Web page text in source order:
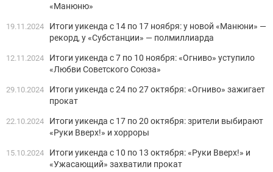
«Манюню»
19.11.2024
Итоги уикенда с 14 по 17 ноября: у новой «Манюни» —
рекорд, у «Субстанции» — полмиллиарда
12.11.2024
Итоги уикенда с 7 по 10 ноября: «Огниво» уступило
«Любви Советского Союза»
29.10.2024
Итоги уикенда с 24 по 27 октября: «Огниво» зажигает
прокат
22.10.2024
Итоги уикенда с 17 по 20 октября: зрители выбирают
«Руки Вверх!» и хорроры
15.10.2024
Итоги уикенда с 10 по 13 октября: «Руки Вверх!» и
«Ужасающий» захватили прокат